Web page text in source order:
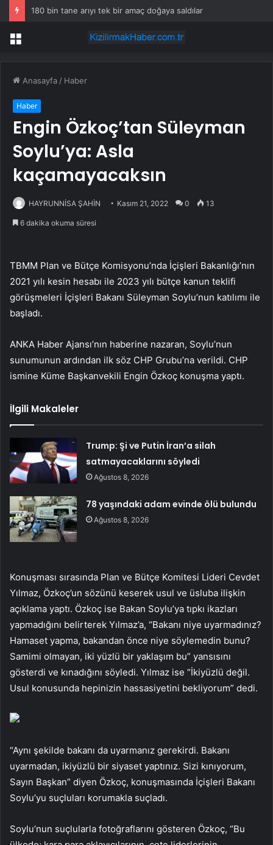
180 bin tane arıyı tek bir amaç doğaya saldılar
Menü
Anasayfa / Haber
Haber
Engin Özkoç’tan Süleyman
Soylu’ya: Asla
kaçamayacaksın
HAYRUNNİSA ŞAHİN Kasım 21, 2022 0 13
6 dakika okuma süresi
TBMM Plan ve Bütçe Komisyonu’nda İçişleri Bakanlığı’nın
2021 yılı kesin hesabı ile 2023 yılı bütçe kanun teklifi
görüşmeleri İçişleri Bakanı Süleyman Soylu’nun katılımı ile
başladı.
ANKA Haber Ajansı’nın haberine nazaran, Soylu’nun
sunumunun ardından ilk söz CHP Grubu’na verildi. CHP
ismine Küme Başkanvekili Engin Özkoç konuşma yaptı.
İlgili Makaleler
Trump: Şi ve Putin İran’a silah
satmayacaklarını söyledi
Ağustos 8, 2026
78 yaşındaki adam evinde ölü bulundu
Ağustos 8, 2026
Konuşması sırasında Plan ve Bütçe Komitesi Lideri Cevdet
Yılmaz, Özkoç’un sözünü keserek usul ve üsluba ilişkin
açıklama yaptı. Özkoç ise Bakan Soylu’ya tıpkı ikazları
yapmadığını belirterek Yılmaz’a, “Bakanı niye uyarmadınız?
Hamaset yapma, bakandan önce niye söylemedin bunu?
Samimi olmayan, iki yüzlü bir yaklaşım bu” yansısını
gösterdi ve kınadığını söyledi. Yılmaz ise “İkiyüzlü değil.
Usul konusunda hepinizin hassasiyetini bekliyorum” dedi.
“Aynı şekilde bakanı da uyarmanız gerekirdi. Bakanı
uyarmadan, ikiyüzlü bir siyaset yaptınız. Sizi kınıyorum,
Sayın Başkan” diyen Özkoç, konuşmasında İçişleri Bakanı
Soylu’yu suçluları korumakla suçladı.
Soylu’nun suçlularla fotoğraflarını gösteren Özkoç, “Bu